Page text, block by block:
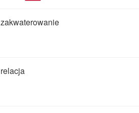
zakwaterowanie
relacja